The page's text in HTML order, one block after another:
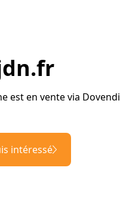
est en vente via Dovendi
intéressé